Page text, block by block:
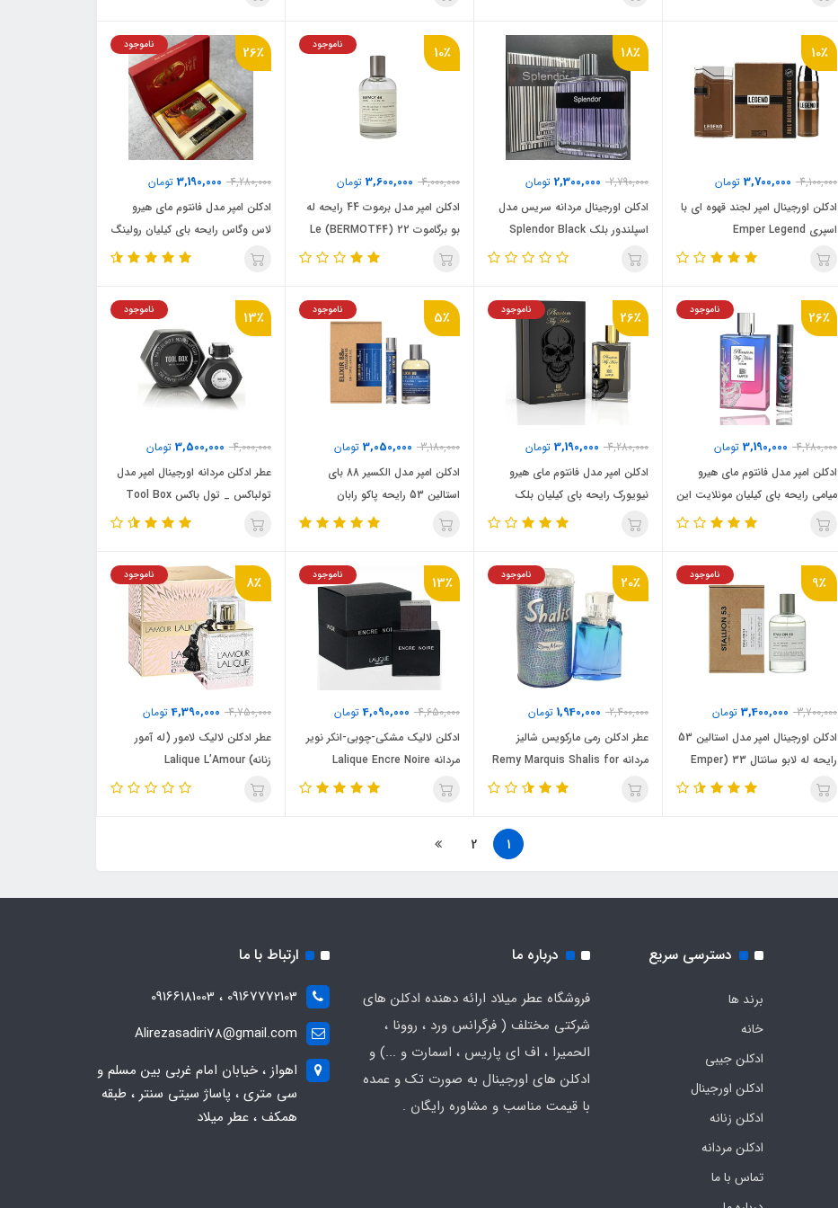
Ultra Male
10٪
4,100,000
3,700,000 تومان
ادکلن اورجینال امپر لجند قهوه ای با
اسپری Emper Legend
18٪
2,790,000
2,300,000 تومان
ادکلن اورجینال مردانه سریس مدل
اسپلندور بلک Splendor Black
10٪
4,000,000
3,600,000 تومان
ناموجود
ادکلن امپر مدل برموت 44 رایحه له
بو برگاموت 22 (BERMOT44) Le
Labo Bergamote 22
26٪
4,280,000
3,190,000 تومان
ناموجود
ادکلن امپر مدل فانتوم مای هیرو
لاس وگاس رایحه بای کیلیان رولینگ
این لاو (Emper Phantom My
Rolling in Love
26٪
4,280,000
3,190,000 تومان
ناموجود
ادکلن امپر مدل فانتوم مای هیرو
میامی رایحه بای کیلیان مونلایت این
هیون (Emper Phantom My
Moonlight in Heaven
26٪
4,280,000
3,190,000 تومان
ناموجود
ادکلن امپر مدل فانتوم مای هیرو
نیویورک رایحه بای کیلیان بلک
فانتوم (Emper Phantom My
Phantom
5٪
3,180,000
3,050,000 تومان
ناموجود
ادکلن امپر مدل الکسیر 88 بای
استالین 53 رایحه پاکو رابان
اینوکتوس ویکتوری الکسیر
Stallion 53) Paco Rabanne
Invictus Victory Elixir
13٪
4,000,000
3,500,000 تومان
ناموجود
عطر ادکلن مردانه اورجینال امپر مدل
تولباکس _ تول باکس Tool Box
9٪
3,700,000
3,400,000 تومان
ناموجود
ادکلن اورجینال امپر مدل استالین 53
رایحه له لابو سانتال 33 (Emper
Stallion 53 )Le Labo Santal 33
20٪
2,400,000
1,940,000 تومان
ناموجود
عطر ادکلن رمی مارکویس شالیز
مردانه Remy Marquis Shalis for
men
13٪
4,650,000
4,090,000تومان
ناموجود
ادکلن لالیک مشکی-چوبی-انکر نویر
مردانه Lalique Encre Noire
8٪
4,750,000
4,390,000تومان
ناموجود
عطر ادکلن لالیک لامور (له آمور
زنانه) Lalique L’Amour
1
2
دسترسی سریع
برند ها
خانه
ادکلن جیبی
ادکلن اورجینال
ادکلن زنانه
ادکلن مردانه
تماس با ما
درباره ما
فروشگاه عطر میلاد ارائه دهنده ادکلن های
شرکتی مختلف ( فرگرانس ورد ، روونا ،
الحمیرا ، اف ای پاریس ، اسمارت و ...) و
ادکلن های اورجینال به صورت تک و عمده
با قیمت مناسب و مشاوره رایگان .
ارتباط با ما
09167772103 ، 09166181003
Alirezasadiri78@gmail.com
اهواز ، خیابان امام غربی بین مسلم و
سی متری ، پاساژ سیتی سنتر ، طبقه
همکف ، عطر میلاد